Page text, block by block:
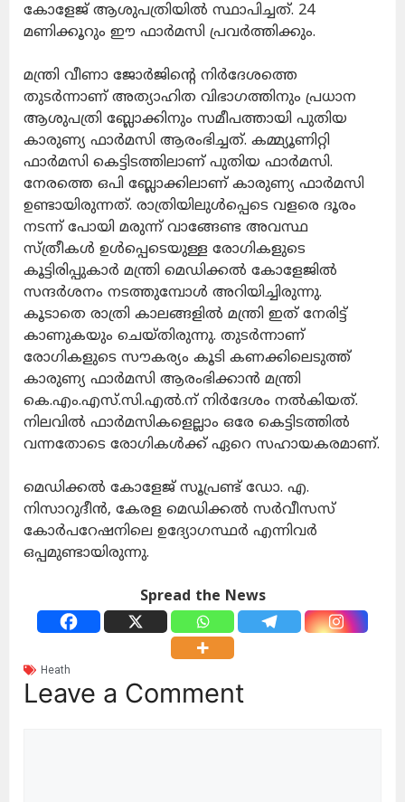
കോളേജ് ആശുപത്രിയില്‍ സ്ഥാപിച്ചത്. 24
മണിക്കൂറും ഈ ഫാര്‍മസി പ്രവര്‍ത്തിക്കും.
മന്ത്രി വീണാ ജോര്‍ജിന്റെ നിര്‍ദേശത്തെ
തുടര്‍ന്നാണ് അത്യാഹിത വിഭാഗത്തിനും പ്രധാന
ആശുപത്രി ബ്ലോക്കിനും സമീപത്തായി പുതിയ
കാരുണ്യ ഫാര്‍മസി ആരംഭിച്ചത്. കമ്മ്യൂണിറ്റി
ഫാര്‍മസി കെട്ടിടത്തിലാണ് പുതിയ ഫാര്‍മസി.
നേരത്തെ ഒപി ബ്ലോക്കിലാണ് കാരുണ്യ ഫാര്‍മസി
ഉണ്ടായിരുന്നത്. രാത്രിയിലുള്‍പ്പെടെ വളരെ ദൂരം
നടന്ന് പോയി മരുന്ന് വാങ്ങേണ്ട അവസ്ഥ
സ്ത്രീകള്‍ ഉള്‍പ്പെടെയുള്ള രോഗികളുടെ
കൂട്ടിരിപ്പുകാര്‍ മന്ത്രി മെഡിക്കല്‍ കോളേജില്‍
സന്ദര്‍ശനം നടത്തുമ്പോള്‍ അറിയിച്ചിരുന്നു.
കൂടാതെ രാത്രി കാലങ്ങളില്‍ മന്ത്രി ഇത് നേരിട്ട്
കാണുകയും ചെയ്തിരുന്നു. തുടര്‍ന്നാണ്
രോഗികളുടെ സൗകര്യം കൂടി കണക്കിലെടുത്ത്
കാരുണ്യ ഫാര്‍മസി ആരംഭിക്കാന്‍ മന്ത്രി
കെ.എം.എസ്.സി.എല്‍.ന് നിര്‍ദേശം നല്‍കിയത്.
നിലവില്‍ ഫാര്‍മസികളെല്ലാം ഒരേ കെട്ടിടത്തില്‍
വന്നതോടെ രോഗികള്‍ക്ക് ഏറെ സഹായകരമാണ്.
മെഡിക്കല്‍ കോളേജ് സൂപ്രണ്ട് ഡോ. എ.
നിസാറുദീന്‍, കേരള മെഡിക്കല്‍ സര്‍വീസസ്
കോര്‍പറേഷനിലെ ഉദ്യോഗസ്ഥര്‍ എന്നിവര്‍
ഒപ്പമുണ്ടായിരുന്നു.
Spread the News
Heath
Leave a Comment